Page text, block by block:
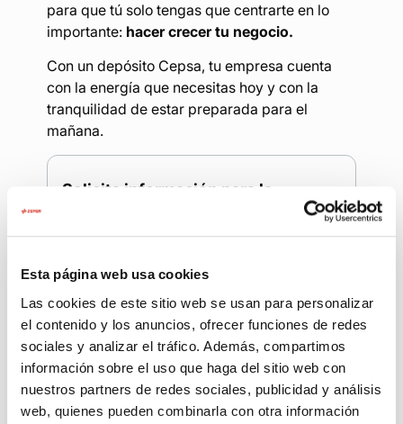
Esta página web usa cookies
Las cookies de este sitio web se usan para personalizar
el contenido y los anuncios, ofrecer funciones de redes
sociales y analizar el tráfico. Además, compartimos
información sobre el uso que haga del sitio web con
nuestros partners de redes sociales, publicidad y análisis
web, quienes pueden combinarla con otra información
para que tú solo tengas que centrarte en lo
importante: hacer crecer tu negocio.
Con un depósito Cepsa, tu empresa cuenta
con la energía que necesitas hoy y con la
tranquilidad de estar preparada para el
mañana.
Solicita información para la
Nombre/empresa
Teléfono*
Email*